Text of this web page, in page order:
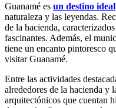
Guanamé es un destino ideal
naturaleza y las leyendas.
de la hacienda,
fascinantes. Además, el
tiene un encanto pintoresco
visitar Guanamé.
Entre las actividades
alrededores de la hacienda y
arquitectónicos que cuentan